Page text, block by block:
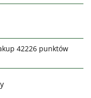
42226 punktów